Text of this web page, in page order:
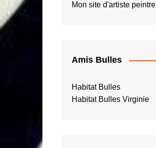
Mon site d'artiste peintre
Amis Bulles
Habitat Bulles
Habitat Bulles Virginie